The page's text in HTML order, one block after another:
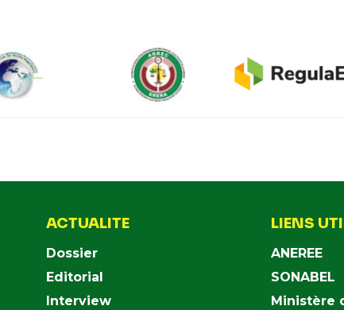
ACTUALITE
Dossier
Editorial
Interview
LIENS
ANEREE
SONABEL
Ministère